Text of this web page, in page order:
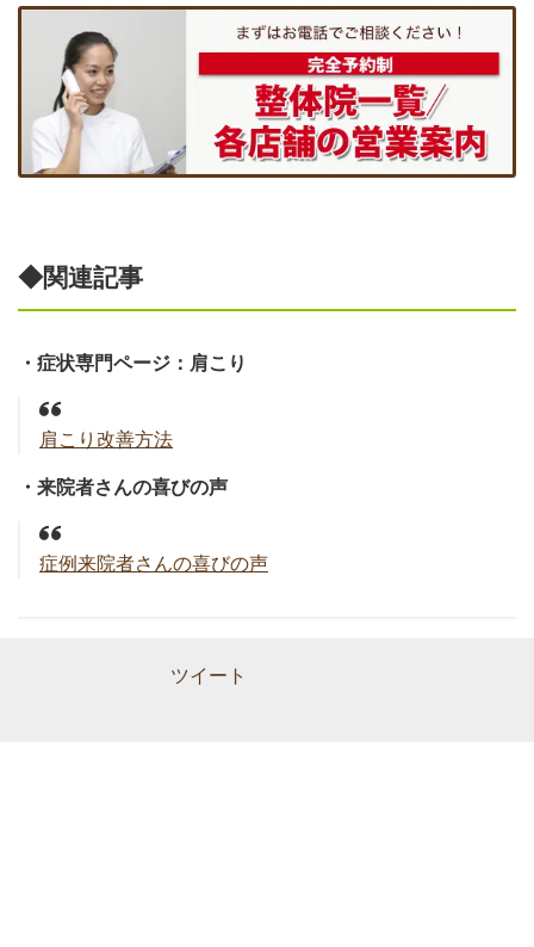
◆関連記事
・症状専門ページ：肩こり
肩こり改善方法
・来院者さんの喜びの声
症例来院者さんの喜びの声
ツイート